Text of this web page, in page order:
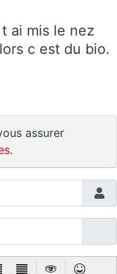
ai mis le nez
c est du bio.
assurer
.